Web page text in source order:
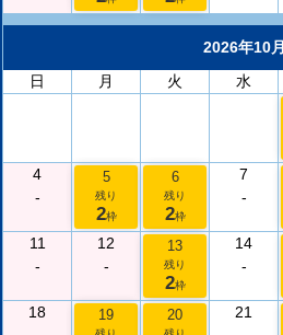
2026年10月
日
月 火 水
4
-
5
残り
2枠
6
残り
2枠
7
-
11
-
12
-
13
残り
2枠
14
-
18
19 20
21